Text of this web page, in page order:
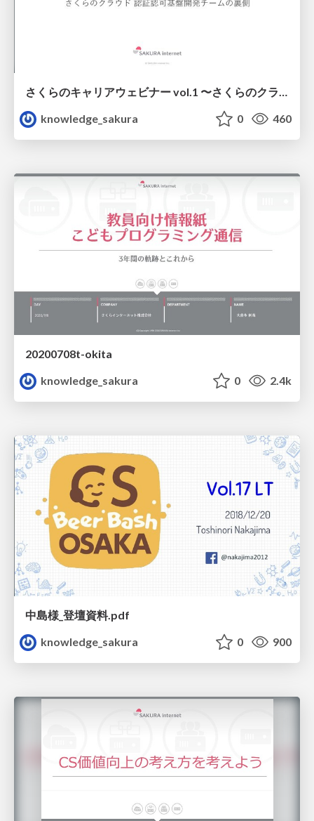
さくらのキャリアウェビナー vol.1 〜さくらのクラウド 認証認可基盤開発チームの裏側〜
knowledge_sakura
0 460
20200708t-okita
knowledge_sakura
0 2.4k
中島様_登壇資料.pdf
knowledge_sakura
0 900